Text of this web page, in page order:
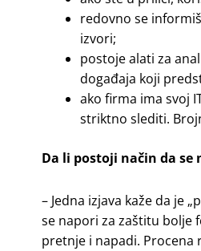
redovno se
izvori;
postoje alati za
događaja koji
ako firma ima svoj
striktno slediti.
Da li postoji način da se
– Jedna izjava kaže da je
se napori za zaštitu bolje
pretnje i napadi.